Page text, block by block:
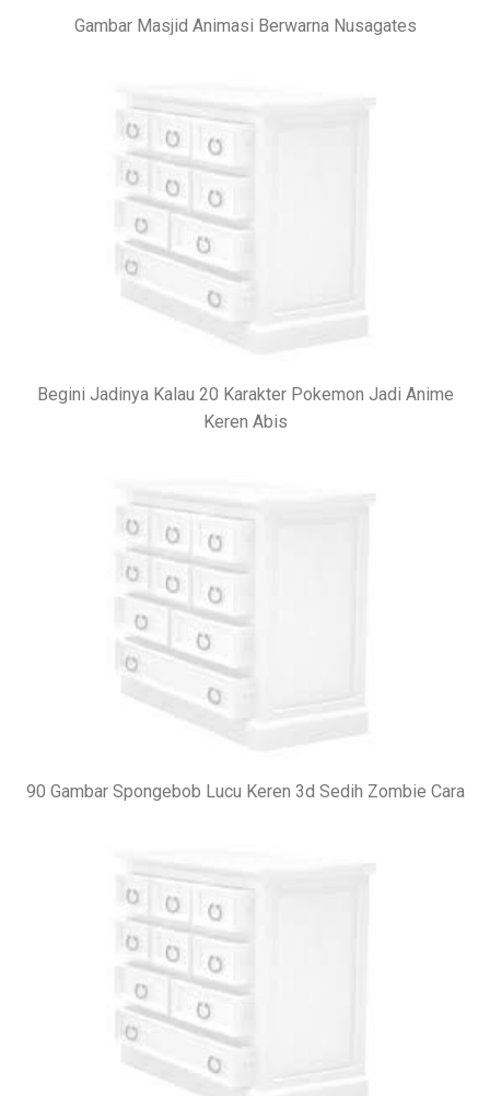
Gambar Masjid Animasi Berwarna Nusagates
Begini Jadinya Kalau 20 Karakter Pokemon Jadi Anime
Keren Abis
90 Gambar Spongebob Lucu Keren 3d Sedih Zombie Cara